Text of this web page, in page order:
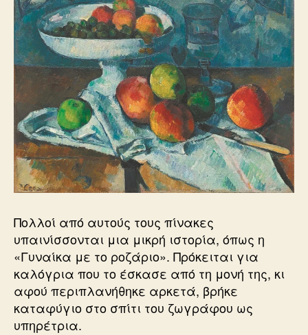
Πολλοί από αυτούς τους πίνακες
υπαινίσσονται μια μικρή ιστορία, όπως η
«Γυναίκα με το ροζάριο». Πρόκειται για
καλόγρια που το έσκασε από τη μονή της, κι
αφού περιπλανήθηκε αρκετά, βρήκε
καταφύγιο στο σπίτι του ζωγράφου ως
υπηρέτρια.